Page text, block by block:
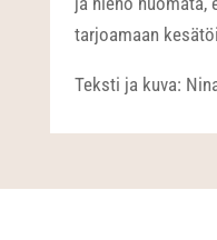
tarjoamaan
Teksti ja kuva: